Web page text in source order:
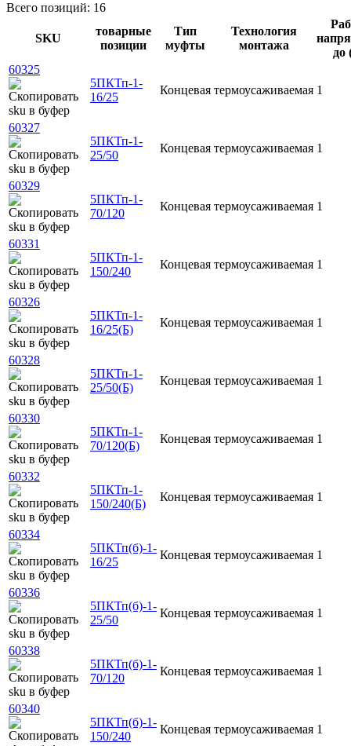
Всего позиций: 16
SKU
товарные
позиции
Тип
муфты
Технология
монтажа
до
60325
5ПКТп-1-
16/25
Концевая термоусаживаемая 1
60327
5ПКТп-1-
25/50
Концевая термоусаживаемая 1
60329
5ПКТп-1-
70/120
Концевая термоусаживаемая 1
60331
5ПКТп-1-
150/240
Концевая термоусаживаемая 1
60326
5ПКТп-1-
16/25(Б)
Концевая термоусаживаемая 1
60328
5ПКТп-1-
25/50(Б)
Концевая термоусаживаемая 1
60330
5ПКТп-1-
70/120(Б)
Концевая термоусаживаемая 1
60332
5ПКТп-1-
150/240(Б)
Концевая термоусаживаемая 1
60334
5ПКТп(б)-1-
16/25
Концевая термоусаживаемая 1
60336
5ПКТп(б)-1-
25/50
Концевая термоусаживаемая 1
60338
5ПКТп(б)-1-
70/120
Концевая термоусаживаемая 1
60340
5ПКТп(б)-1-
150/240
Концевая термоусаживаемая 1